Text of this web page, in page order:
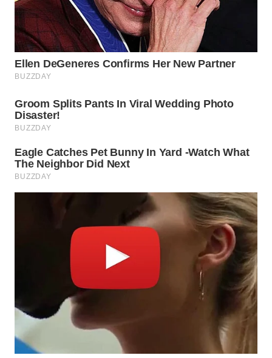
WN
TANJUNG
LESUNG
WN
KARO
WN
SIMALUNGUN
WN
LABUHANBATU
TEBING
TINGGI